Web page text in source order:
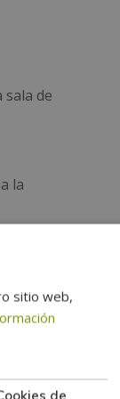
sala de
la
gris
sitio web,
de